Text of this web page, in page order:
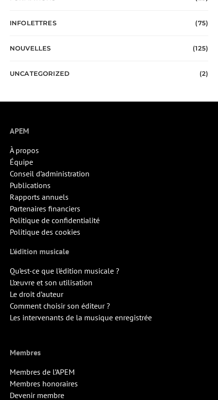
INFOLETTRES (75)
NOUVELLES (125)
UNCATEGORIZED (2)
APEM
À propos
Équipe
Conseil d’administration
Publications
Rapports annuels
Partenaires financiers
Politique de confidentialité
Politique des cookies
L’édition musicale
Qu’est-ce que l’édition musicale ?
L’œuvre et son utilisation
Le droit d’auteur
Comment choisir son éditeur ?
Les intervenants de la musique enregistrée
Membres
Membres de l’APEM
Membres honoraires
Devenir membre